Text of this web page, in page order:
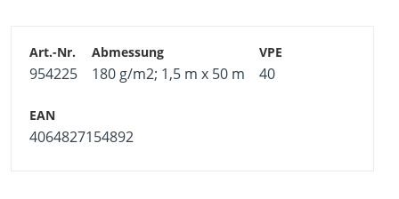
Hohe Dampfdurchlässigkeit
4 Wochen Freibewitterungszeit als Behelfsdeckung
Geeignet für Unterspannung und Unterdeckung
Mit zwei Selbstklebebändern
954225 180 g/m2; 1,5 m x 50 m 40
4064827154892